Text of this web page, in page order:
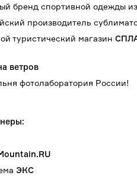
бренд спортивной одежды
производитель
туристический магазин
ветров
фотолаборатория России!
ЭКС